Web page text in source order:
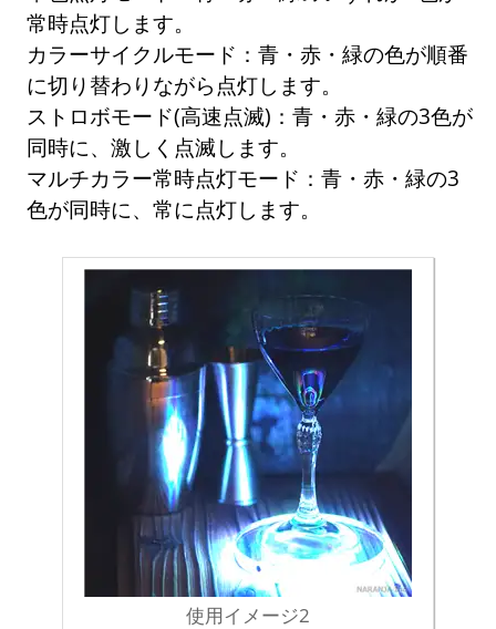
常時点灯します。
カラーサイクルモード：青・赤・緑の色が順番
に切り替わりながら点灯します。
ストロボモード(高速点滅)：青・赤・緑の3色が
同時に、激しく点滅します。
マルチカラー常時点灯モード：青・赤・緑の3
色が同時に、常に点灯します。
使用イメージ2